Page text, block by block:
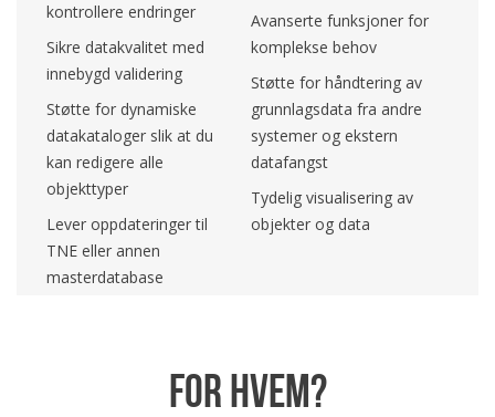
kontrollere endringer
Sikre datakvalitet med
innebygd validering
Støtte for dynamiske
datakataloger slik at du
kan redigere alle
objekttyper
Lever oppdateringer til
TNE eller annen
masterdatabase
Avanserte funksjoner for
komplekse behov
Støtte for håndtering av
grunnlagsdata fra andre
systemer og ekstern
datafangst
Tydelig visualisering av
objekter og data
For hvem?